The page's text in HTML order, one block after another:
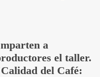
a
el taller.
del Café: